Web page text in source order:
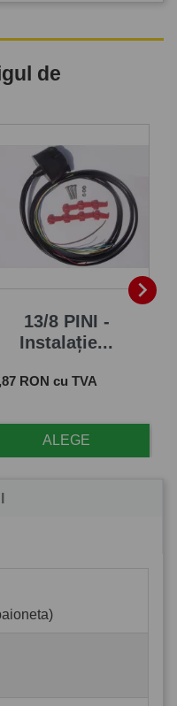
de
13/8 PINI -
Instalație...
RON cu TVA
ALEGE
